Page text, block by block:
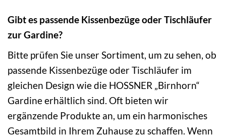
Gibt es passende Kissenbezüge oder Tischläufer
zur Gardine?
Bitte prüfen Sie unser Sortiment, um zu sehen, ob
passende Kissenbezüge oder Tischläufer im
gleichen Design wie die HOSSNER „Birnhorn“
Gardine erhältlich sind. Oft bieten wir
ergänzende Produkte an, um ein harmonisches
Gesamtbild in Ihrem Zuhause zu schaffen. Wenn